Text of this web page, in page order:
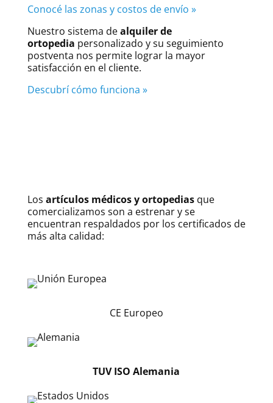
Conocé las zonas y costos de envío »
Nuestro sistema dealquiler de
ortopedia personalizado y su seguimiento
postventa nos permite lograr la mayor
satisfacción en el cliente.
Descubrí cómo funciona »
Los artículos médicos y ortopediasque
comercializamos son a estrenar y se
encuentran respaldados por los certificados de
más alta calidad:
CE Europeo
TUV ISO Alemania